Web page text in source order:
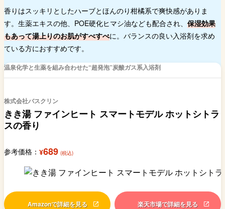
香りはスッキリとしたハーブとほんのり柑橘系で爽快感がありま
す。生薬エキスの他、POE硬化ヒマシ油なども配合され、 保湿効果
もあって湯上りのお肌がすべすべに。バランスの良い入浴剤を求め
ている方におすすめです。
温泉化学と生薬を組み合わせた“超発泡”炭酸ガス系入浴剤
株式会社バスクリン
きき湯 ファインヒート スマートモデル ホットシトラ
スの香り
参考価格： ¥689 (税込)
Amazonで詳細を見る 楽天市場で詳細を見る